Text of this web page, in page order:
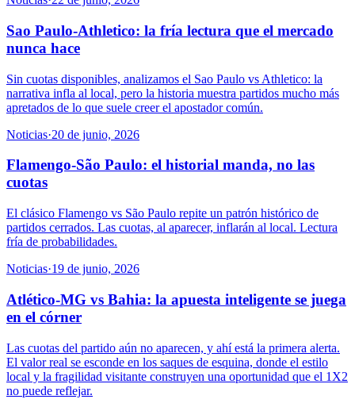
Sao Paulo-Athletico: la fría lectura que el mercado
nunca hace
Sin cuotas disponibles, analizamos el Sao Paulo vs Athletico: la
narrativa infla al local, pero la historia muestra partidos mucho más
apretados de lo que suele creer el apostador común.
Noticias·20 de junio, 2026
Flamengo-São Paulo: el historial manda, no las
cuotas
El clásico Flamengo vs São Paulo repite un patrón histórico de
partidos cerrados. Las cuotas, al aparecer, inflarán al local. Lectura
fría de probabilidades.
Noticias·19 de junio, 2026
Atlético-MG vs Bahia: la apuesta inteligente se juega
en el córner
Las cuotas del partido aún no aparecen, y ahí está la primera alerta.
El valor real se esconde en los saques de esquina, donde el estilo
local y la fragilidad visitante construyen una oportunidad que el 1X2
no puede reflejar.